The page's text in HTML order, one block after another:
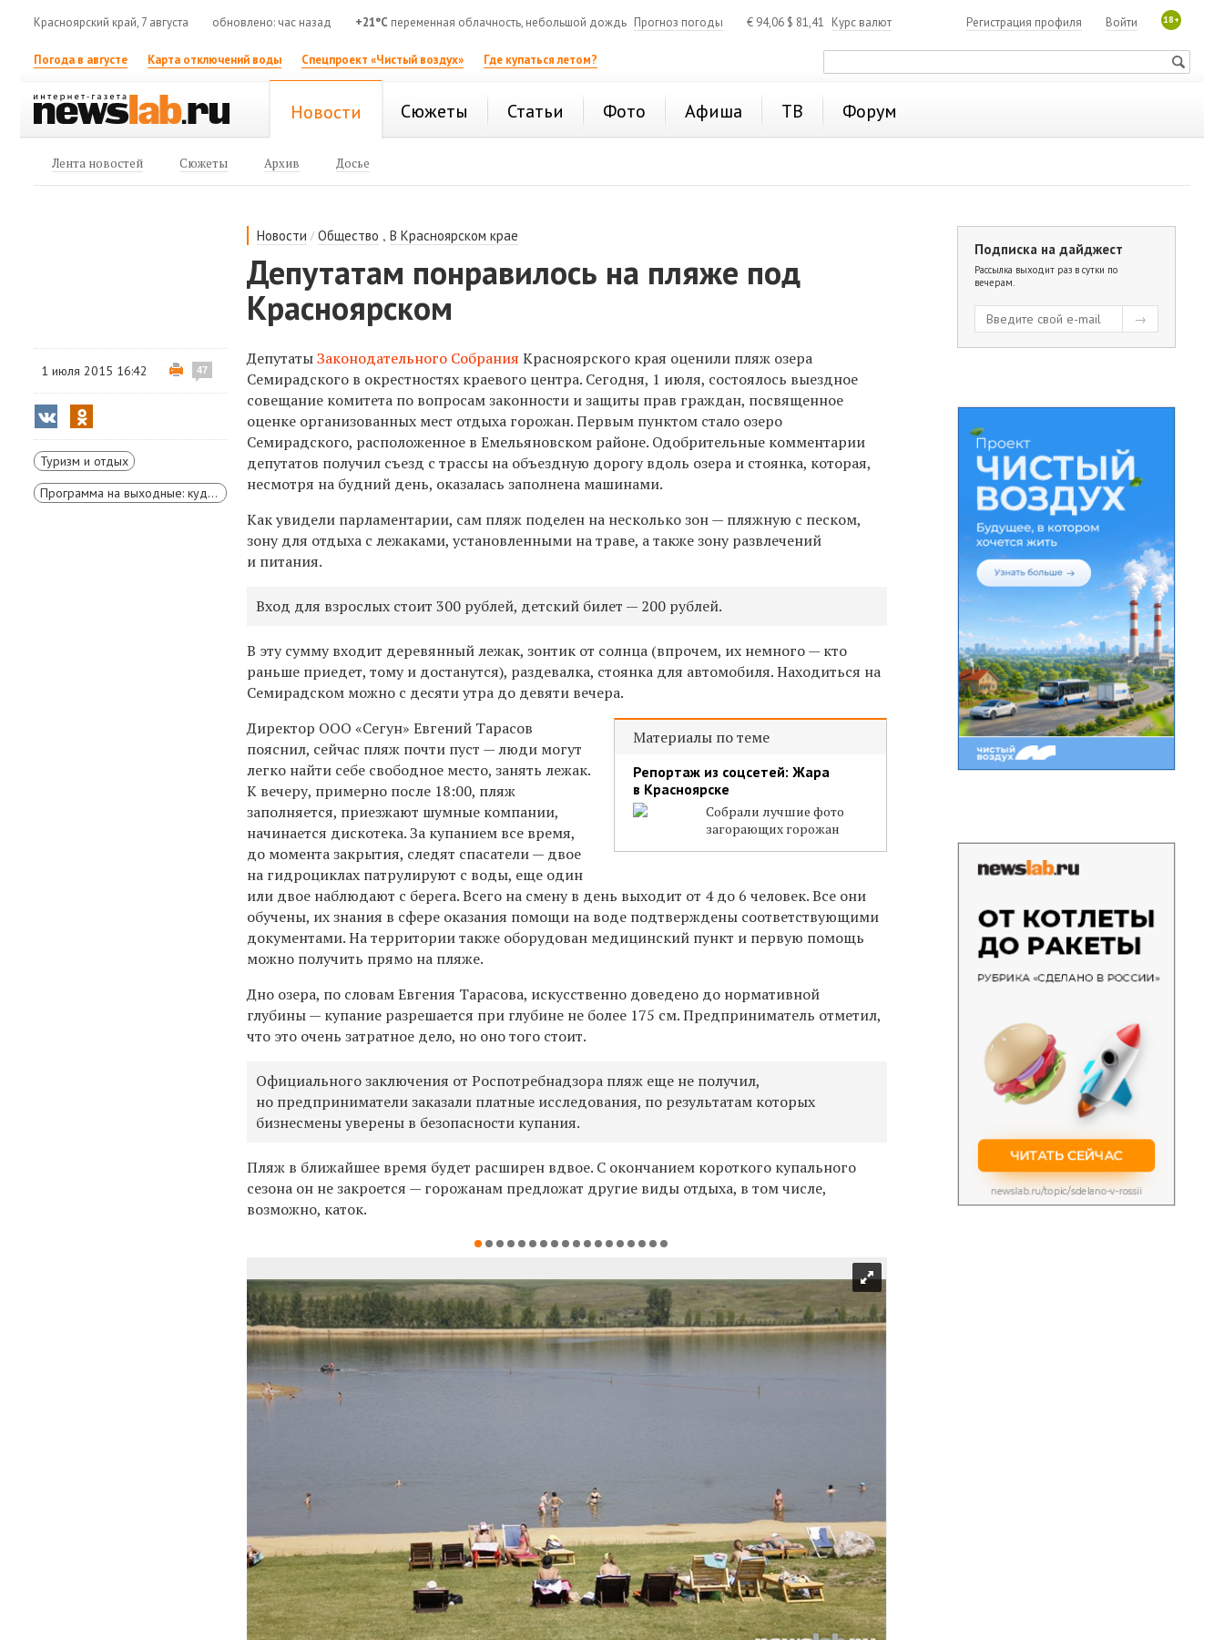
Красноярский край, 7 августа обновлено: час назад +21°C переменная облачность, небольшой дождь Прогноз погоды € 94,06 $ 81,41 Курс валют 18+
Войти
Регистрация профиля
Погода в августе Карта отключений воды Спецпроект «Чистый воздух» Где купаться летом?
Новости Сюжеты Статьи Фото Афиша ТВ Форум
Лента новостей Сюжеты Архив Досье
Новости /Общество ,В Красноярском крае
Депутатам понравилось на пляже под
Красноярском
1 июля 2015 16:42 47
Туризм и отдых
Программа на выходные: куда съездить и чем заняться
ДепутатыЗаконодательного Собрания Красноярского края оценили пляж озера
Семирадского в окрестностях краевого центра. Сегодня, 1 июля, состоялось выездное
совещание комитета по вопросам законности и защиты прав граждан, посвященное
оценке организованных мест отдыха горожан. Первым пунктом стало озеро
Семирадского, расположенное в Емельяновском районе. Одобрительные комментарии
депутатов получил съезд с трассы на объездную дорогу вдоль озера и стоянка, которая,
несмотря на будний день, оказалась заполнена машинами.
Как увидели парламентарии, сам пляж поделен на несколько зон — пляжную с песком,
зону для отдыха с лежаками, установленными на траве, а также зону развлечений
и питания.
Вход для взрослых стоит 300 рублей, детский билет — 200 рублей.
В эту сумму входит деревянный лежак, зонтик от солнца (впрочем, их немного — кто
раньше приедет, тому и достанутся), раздевалка, стоянка для автомобиля. Находиться на
Семирадском можно с десяти утра до девяти вечера.
Материалы по теме
Репортаж из соцсетей: Жара
в Красноярске
Собрали лучшие фото
загорающих горожан
Директор ООО «Сегун» Евгений Тарасов
пояснил, сейчас пляж почти пуст — люди могут
легко найти себе свободное место, занять лежак.
К вечеру, примерно после 18:00, пляж
заполняется, приезжают шумные компании,
начинается дискотека. За купанием все время,
до момента закрытия, следят спасатели — двое
на гидроциклах патрулируют с воды, еще один
или двое наблюдают с берега. Всего на смену в день выходит от 4 до 6 человек. Все они
обучены, их знания в сфере оказания помощи на воде подтверждены соответствующими
документами. На территории также оборудован медицинский пункт и первую помощь
можно получить прямо на пляже.
Дно озера, по словам Евгения Тарасова, искусственно доведено до нормативной
глубины — купание разрешается при глубине не более 175 см. Предприниматель отметил,
что это очень затратное дело, но оно того стоит.
Официального заключения от Роспотребнадзора пляж еще не получил,
но предприниматели заказали платные исследования, по результатам которых
бизнесмены уверены в безопасности купания.
Пляж в ближайшее время будет расширен вдвое. С окончанием короткого купального
сезона он не закроется — горожанам предложат другие виды отдыха, в том числе,
возможно, каток.
Подписка на дайджест
Рассылка выходит раз в сутки по
вечерам.